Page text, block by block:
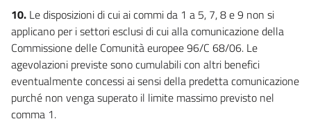
10. Le disposizioni di cui ai commi da 1 a 5, 7, 8 e 9 non si
applicano per i settori esclusi di cui alla comunicazione della
Commissione delle Comunità europee 96/C 68/06. Le
agevolazioni previste sono cumulabili con altri benefici
eventualmente concessi ai sensi della predetta comunicazione
purché non venga superato il limite massimo previsto nel
comma 1.